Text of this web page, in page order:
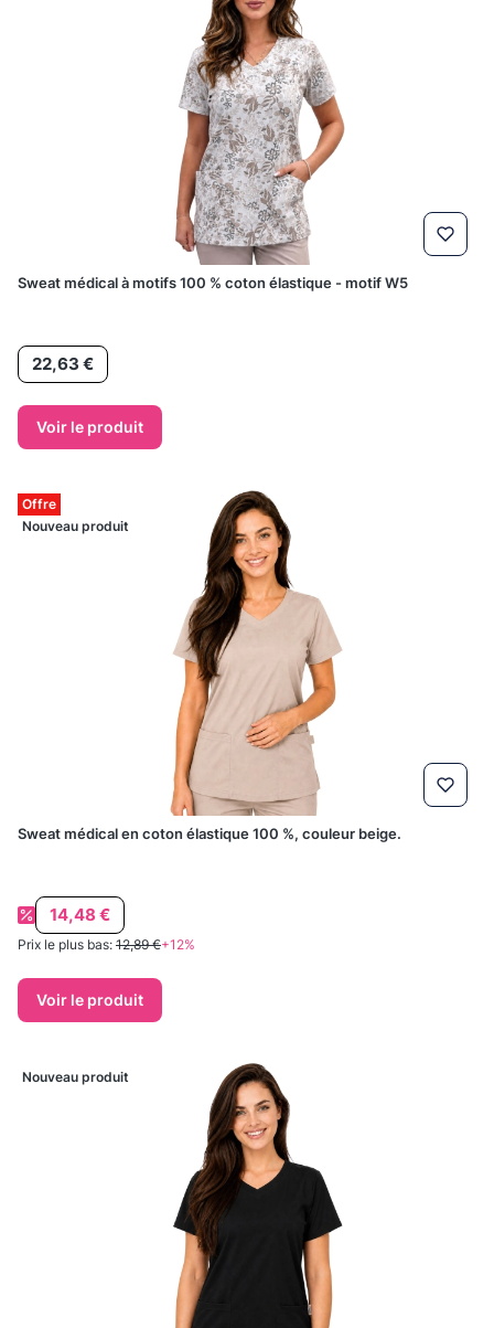
Sweat médical à motifs 100 % coton élastique - motif W5
Prix22,63 €
Voir le produit
Offre
Nouveau produit
Sweat médical en coton élastique 100 %, couleur beige.
Prix promotionnel
14,48 €
Prix le plus bas: 12,89 €+12%
Voir le produit
Nouveau produit